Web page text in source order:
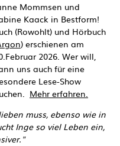
Mommsen und
Kaack in Bestform!
(Rowohlt) und Hörbuch
) erschienen am
2026. Wer will,
uns auch für eine
Lese-Show
Mehr erfahren.
muss, ebenso wie in
Inge so viel Leben ein,